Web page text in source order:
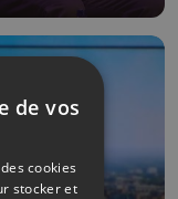
de vos
cookies
stocker et